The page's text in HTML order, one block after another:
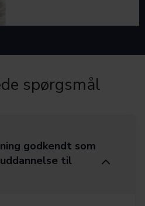
spørgsmål
godkendt som
til